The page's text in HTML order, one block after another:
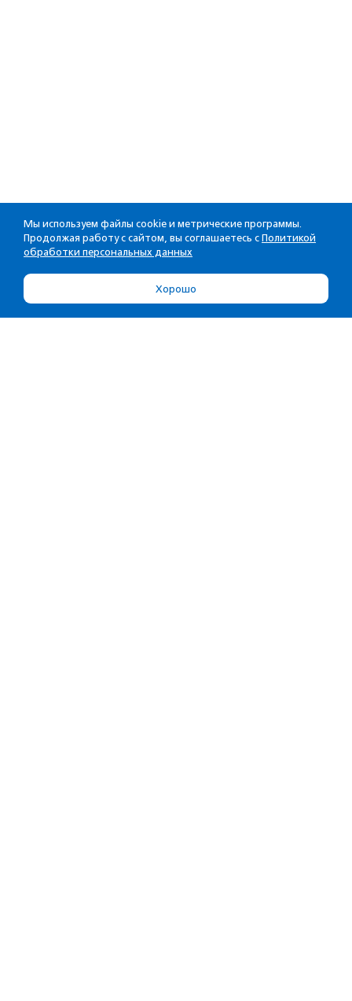
Мы используем файлы cookie и метрические программы.
Продолжая работу с сайтом, вы соглашаетесь с Политикой
обработки персональных данных
Хорошо